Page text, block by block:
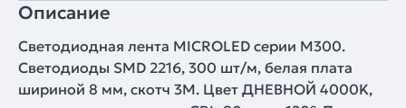
Описание
Светодиодная лента MICROLED серии M300.
Светодиоды SMD 2216, 300 шт/м, белая плата
шириной 8 мм, скотч 3M. Цвет ДНЕВНОЙ 4000K,